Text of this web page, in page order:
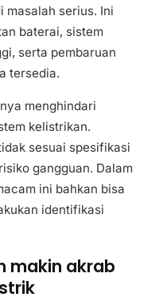
masalah serius. Ini
baterai, sistem
serta pembaruan
tersedia.
menghindari
kelistrikan.
sesuai spesifikasi
gangguan. Dalam
ini bahkan bisa
identifikasi
makin akrab